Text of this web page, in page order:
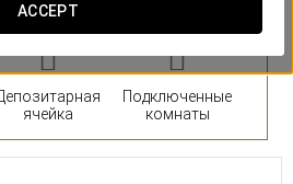
ACCEPT
ячейка
Подключенные
комнаты